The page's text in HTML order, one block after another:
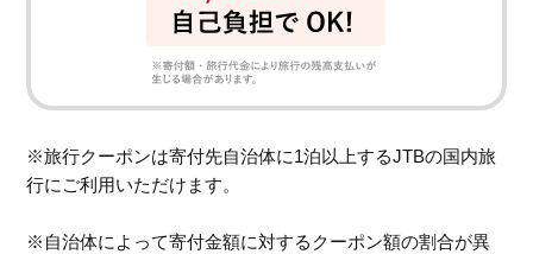
※旅行クーポンは寄付先自治体に1泊以上するJTBの国内旅
行にご利用いただけます。
※自治体によって寄付金額に対するクーポン額の割合が異